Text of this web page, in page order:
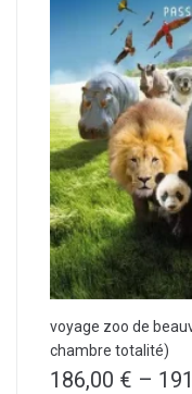
voyage zoo de
chambre totalité)
186,00 € –